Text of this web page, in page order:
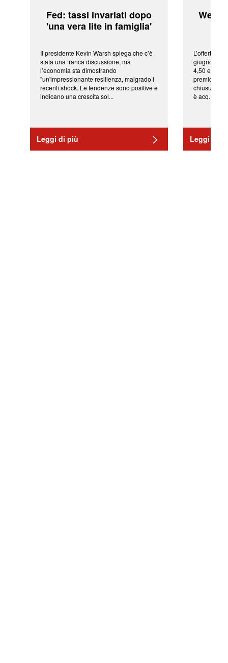
Fed: tassi invariati dopo
'una vera lite in famiglia'
Il presidente Kevin Warsh spiega che c’è
stata una franca discussione, ma
l’economia sta dimostrando
"un'impressionante resilienza, malgrado i
recenti shock. Le tendenze sono positive e
indicano una crescita sol...
Leggi di più
L’offerta
giugno da
4,50 euro
premio di
chiusura
è acq...
Leggi di